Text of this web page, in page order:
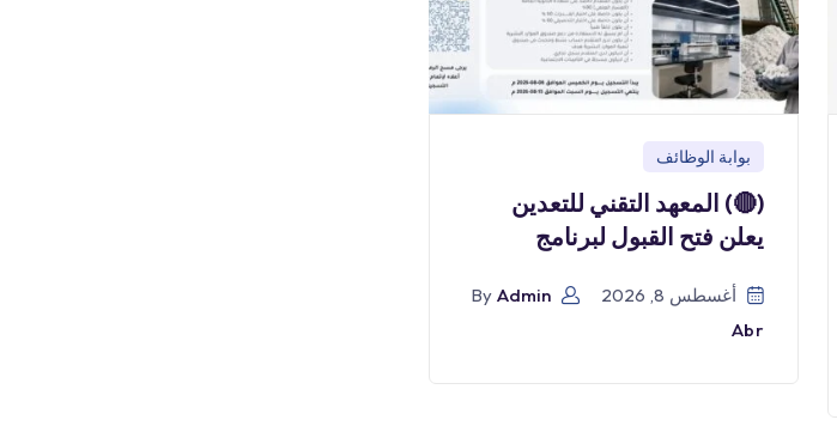
بوابة الوظائف
(🔴) المعهد التقني للتعدين
يعلن فتح القبول لبرنامج
أغسطس 8, 2026 By Admin
Abr